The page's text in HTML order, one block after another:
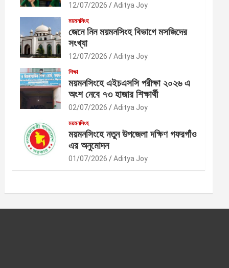
12/07/2026 Aditya Joy
ময়মনসিংহ
জেনে নিন ময়মনসিংহ বিভাগে মসজিদের
সংখ্যা
12/07/2026 Aditya Joy
শিক্ষা
ময়মনসিংহে এইচএসসি পরীক্ষা ২০২৬ এ
অংশ নেবে ৭৩ হাজার শিক্ষার্থী
02/07/2026 Aditya Joy
ময়মনসিংহ
ময়মনসিংহে নতুন উপজেলা দক্ষিণ গফরগাঁও
এর অনুমোদন
01/07/2026 Aditya Joy